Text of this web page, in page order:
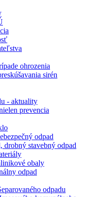
ohrozenia
sirén
- aktuality
prevencia
odpad
drobný stavebný odpad
obaly
odpad
odpadu